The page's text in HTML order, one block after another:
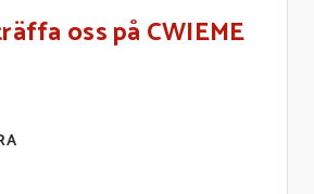
oss på CWIEME